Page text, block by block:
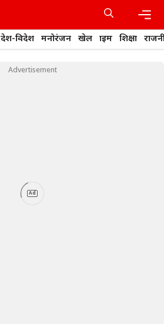
देश-विदेश मनोरंजन खेल क्राइम शिक्षा
Advertisement
Ad